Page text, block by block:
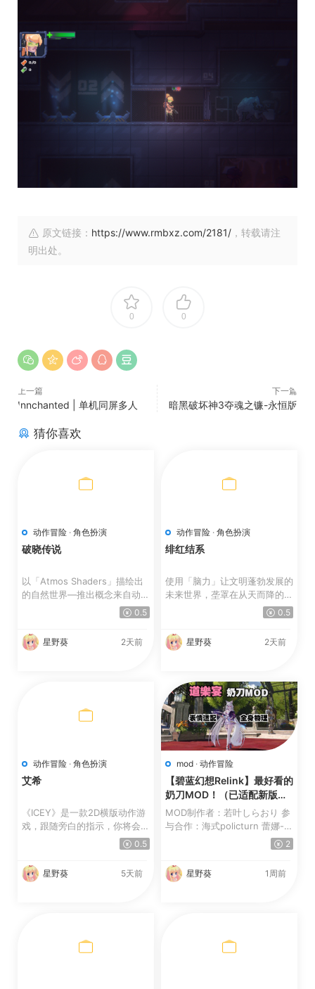
原文链接： https://www.rmbxz.com/2181/ ，转载请注
明出处。
0 0
上一篇
Innchanted | 单机同屏多人
下一篇
暗黑破坏神3夺魂之镰-永恒版
猜你喜欢
动作冒险 · 角色扮演
破晓传说
以「Atmos Shaders」描绘出
的自然世界—推出概念来自动画
风格与水彩画的全新图像着...0.5
星野葵 2天前
动作冒险 · 角色扮演
绯红结系
使用「脑力」让文明蓬勃发展的
未来世界，垄罩在从天而降的
0.5
星野葵 2天前
动作冒险 · 角色扮演
艾希
《ICEY》是一款2D横版动作游
戏，跟随旁白的指示，你将会通
0.5
星野葵 5天前
mod · 动作冒险
【碧蓝幻想Relink】最好看的
奶刀MOD！（已适配新版）
【更新】
MOD制作者：若叶しらおり 参
与合作：海式policturn 蕾娜-
2
星野葵 1周前